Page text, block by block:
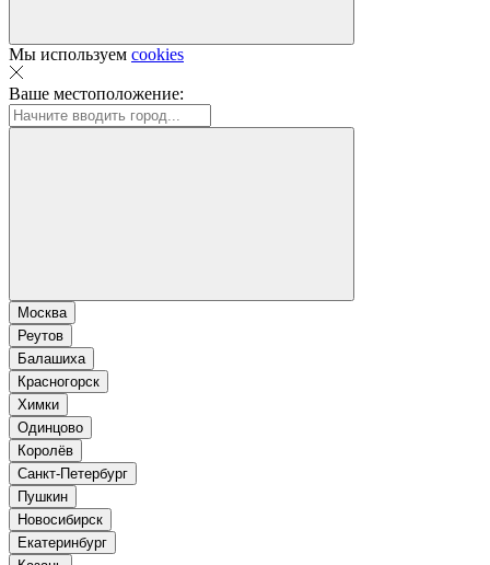
Мы используем cookies
Ваше местоположение:
Москва
Реутов
Балашиха
Красногорск
Химки
Одинцово
Королёв
Санкт-Петербург
Пушкин
Новосибирск
Екатеринбург